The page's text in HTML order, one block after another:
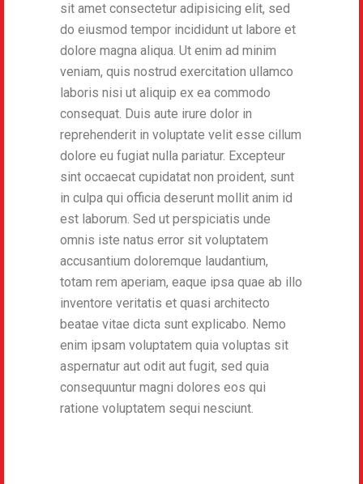
sit amet consectetur adipisicing elit, sed
do eiusmod tempor incididunt ut labore et
dolore magna aliqua. Ut enim ad minim
veniam, quis nostrud exercitation ullamco
laboris nisi ut aliquip ex ea commodo
consequat. Duis aute irure dolor in
reprehenderit in voluptate velit esse cillum
dolore eu fugiat nulla pariatur. Excepteur
sint occaecat cupidatat non proident, sunt
in culpa qui officia deserunt mollit anim id
est laborum. Sed ut perspiciatis unde
omnis iste natus error sit voluptatem
accusantium doloremque laudantium,
totam rem aperiam, eaque ipsa quae ab illo
inventore veritatis et quasi architecto
beatae vitae dicta sunt explicabo. Nemo
enim ipsam voluptatem quia voluptas sit
aspernatur aut odit aut fugit, sed quia
consequuntur magni dolores eos qui
ratione voluptatem sequi nesciunt.